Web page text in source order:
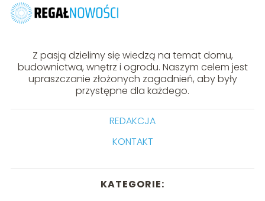
Z pasją dzielimy się wiedzą na temat domu,
budownictwa, wnętrz i ogrodu. Naszym celem jest
upraszczanie złożonych zagadnień, aby były
przystępne dla każdego.
REDAKCJA
KONTAKT
KATEGORIE: